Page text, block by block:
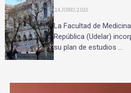
24 JUNIO, 2025
La Facultad de
República (Udelar)
su plan de estudios …